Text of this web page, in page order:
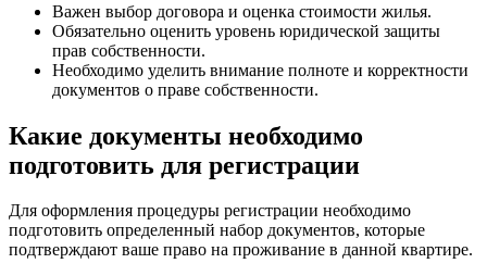
Важен выбор договора и оценка стоимости жилья.
Обязательно оценить уровень юридической защиты
прав собственности.
Необходимо уделить внимание полноте и корректности
документов о праве собственности.
Какие документы необходимо
подготовить для регистрации
Для оформления процедуры регистрации необходимо
подготовить определенный набор документов, которые
подтверждают ваше право на проживание в данной квартире.